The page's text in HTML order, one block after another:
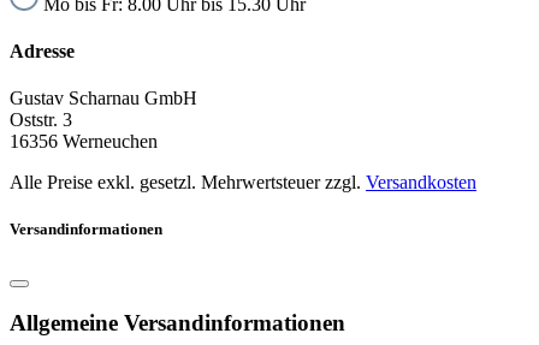
Adresse
Gustav Scharnau GmbH
Oststr. 3
16356 Werneuchen
Alle Preise exkl. gesetzl. Mehrwertsteuer zzgl. Versandkosten
Versandinformationen
Allgemeine Versandinformationen